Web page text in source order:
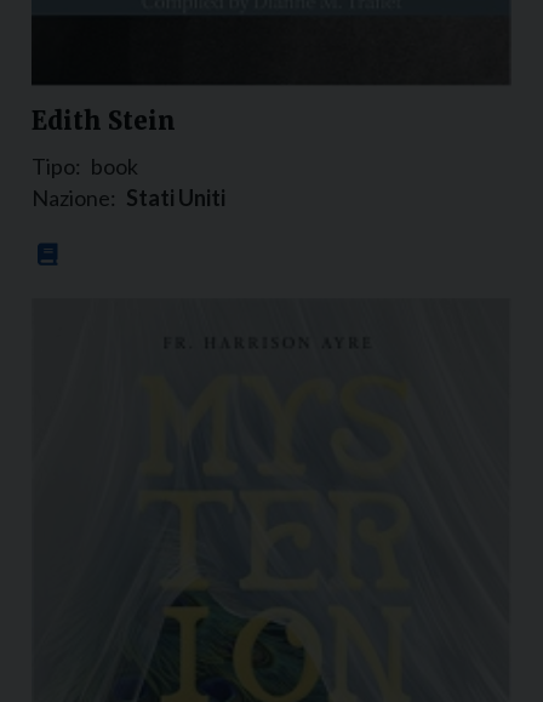
Edith Stein
Tipo: book
Nazione: Stati Uniti